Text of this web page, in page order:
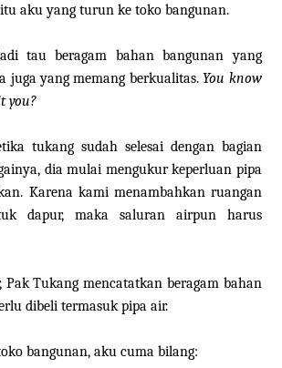
aku yang turun ke toko bangunan.
tau beragam bahan bangunan yang
juga yang memang berkualitas.You know
you?
tukang sudah selesai dengan bagian
dia mulai mengukur keperluan pipa
Karena kami menambahkan ruangan
dapur, maka saluran airpun harus
Tukang mencatatkan beragam bahan
dibeli termasuk pipa air.
bangunan, aku cuma bilang: